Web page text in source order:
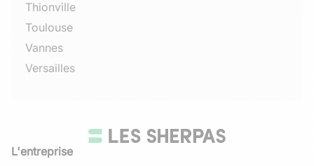
Thionville
Toulouse
Vannes
Versailles
L'entreprise